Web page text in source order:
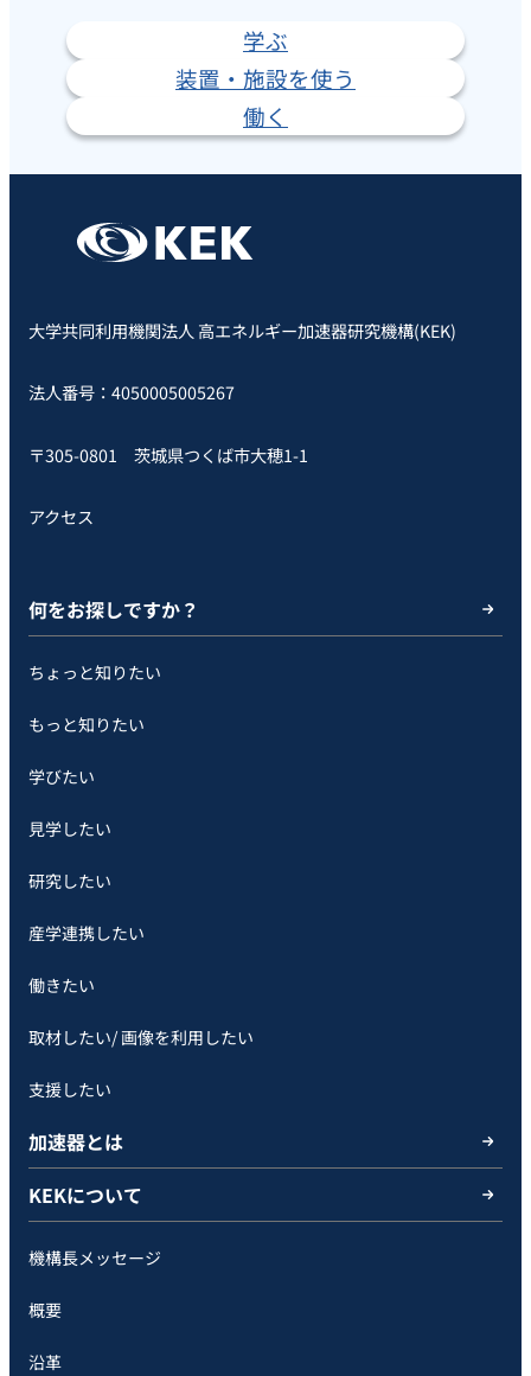
学ぶ
装置・施設を使う
働く
大学共同利用機関法人 高エネルギー加速器研究機構(KEK)
法人番号：4050005005267
〒305-0801 茨城県つくば市大穂1-1
アクセス
何をお探しですか？
ちょっと知りたい
もっと知りたい
学びたい
見学したい
研究したい
産学連携したい
働きたい
取材したい/ 画像を利用したい
支援したい
加速器とは
KEKについて
機構長メッセージ
概要
沿革